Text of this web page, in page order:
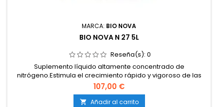
MARCA: BIO NOVA
BIO NOVA N 27 5L
Reseña(s): 0
Suplemento líquido altamente concentrado de
nitrógeno.Estimula el crecimiento rápido y vigoroso de las
plantas.Corrige deficiencias de nitrógeno de forma
inmediata.Favorece la síntesis de clorofila y
proteínas.Compatible con tierra, coco e hidroponía.
107,00 €
 Añadir al carrito